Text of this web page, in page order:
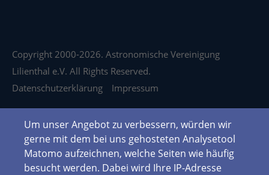
Copyright 2000-2026. Astronomische Vereinigung
Lilienthal e.V. All Rights Reserved.
Datenschutzerklärung
Impressum
Um unser Angebot zu verbessern, würden wir
gerne mit dem bei uns gehosteten Analysetool
Matomo aufzeichnen, welche Seiten wie häufig
besucht werden. Dabei wird Ihre IP-Adresse